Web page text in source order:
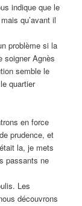
indique que le
qu’avant il
problème si la
soigner Agnès
semble le
quartier
en force
prudence, et
la, je mets
passants ne
Les
découvrons